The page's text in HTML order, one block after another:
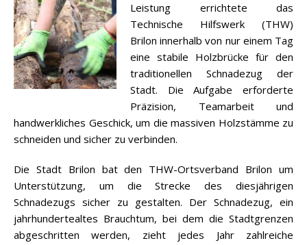
Leistung errichtete das
Technische Hilfswerk (THW)
Brilon innerhalb von nur einem Tag
eine stabile Holzbrücke für den
traditionellen Schnadezug der
Stadt. Die Aufgabe erforderte
Präzision, Teamarbeit und
handwerkliches Geschick, um die massiven Holzstämme zu
schneiden und sicher zu verbinden.
Die Stadt Brilon bat den THW-Ortsverband Brilon um
Unterstützung, um die Strecke des diesjährigen
Schnadezugs sicher zu gestalten. Der Schnadezug, ein
jahrhundertealtes Brauchtum, bei dem die Stadtgrenzen
abgeschritten werden, zieht jedes Jahr zahlreiche